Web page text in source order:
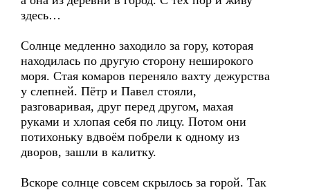
здесь…
Солнце медленно заходило за гору, которая
находилась по другую сторону неширокого
моря. Стая комаров переняло вахту дежурства
у слепней. Пётр и Павел стояли,
разговаривая, друг перед другом, махая
руками и хлопая себя по лицу. Потом они
потихоньку вдвоём побрели к одному из
дворов, зашли в калитку.
Вскоре солнце совсем скрылось за горой. Так